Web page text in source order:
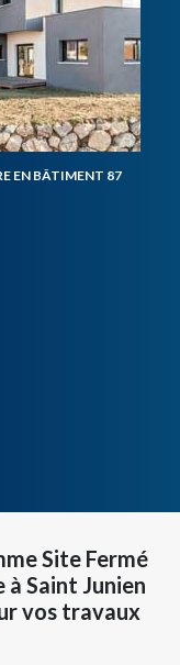
EN BÂTIMENT 87
Site Fermé
Saint Junien
vos travaux